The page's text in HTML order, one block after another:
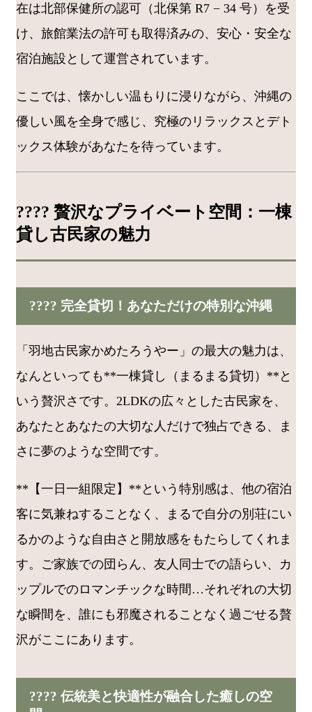
在は北部保健所の認可（北保第 R7 − 34 号）を受
け、旅館業法の許可も取得済みの、安心・安全な
宿泊施設として運営されています。
ここでは、懐かしい温もりに浸りながら、沖縄の
優しい風を全身で感じ、究極のリラックスとデト
ックス体験があなたを待っています。
???? 贅沢なプライベート空間：一棟
貸し古民家の魅力
???? 完全貸切！あなただけの特別な沖縄
「羽地古民家かめたろうやー」の最大の魅力は、
なんといっても**一棟貸し（まるまる貸切）**と
いう贅沢さです。2LDKの広々とした古民家を、
あなたとあなたの大切な人だけで独占できる、ま
さに夢のような空間です。
**【一日一組限定】**という特別感は、他の宿泊
客に気兼ねすることなく、まるで自分の別荘にい
るかのような自由さと開放感をもたらしてくれま
す。ご家族での団らん、友人同士での語らい、カ
ップルでのロマンチックな時間…それぞれの大切
な瞬間を、誰にも邪魔されることなく過ごせる贅
沢がここにあります。
???? 伝統美と快適性が融合した癒しの空